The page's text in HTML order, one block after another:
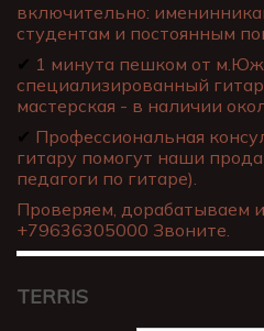
включительно:
студентам и постоянным
✔ 1 минута пешком от
специализированный
мастерская - в наличии
✔ Профессиональная
гитару помогут наши
педагоги по гитаре).
Проверяем, дорабатываем
+79636305000 Звоните.
TERRIS